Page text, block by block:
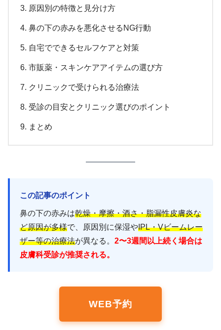
原因別の特徴と見分け方
鼻の下の赤みを悪化させるNG行動
自宅でできるセルフケアと対策
市販薬・スキンケアアイテムの選び方
クリニックで受けられる治療法
受診の目安とクリニック選びのポイント
まとめ
この記事のポイント
鼻の下の赤みは乾燥・摩擦・酒さ・脂漏性皮膚炎な
ど原因が多様で、原因別に保湿やIPL・Vビームレー
ザー等の治療法が異なる。 2〜3週間以上続く場合は
皮膚科受診が推奨される。
WEB予約